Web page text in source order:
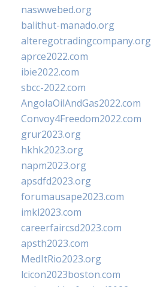
naswwebed.org
balithut-manado.org
alteregotradingcompany.org
aprce2022.com
ibie2022.com
sbcc-2022.com
AngolaOilAndGas2022.com
Convoy4Freedom2022.com
grur2023.org
hkhk2023.org
napm2023.org
apsdfd2023.org
forumausape2023.com
imkl2023.com
careerfaircsd2023.com
apsth2023.com
MedItRio2023.org
lcicon2023boston.com